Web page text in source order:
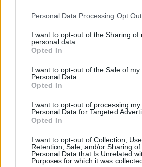
Please note that this website/app uses
not limited to your visit or usage
grant or deny consent to Google and
use your data for below specified
consent section.
Personal Data Processing Opt
I want to opt-out of the Sharing of
personal data.
Opted In
I want to opt-out of the Sale of my
Personal Data.
Opted In
I want to opt-out of processing my
Personal Data for Targeted
Opted In
I want to opt-out of Collection, Use,
Retention, Sale, and/or Sharing of
Personal Data that Is Unrelated
Purposes for which it was
Három napig
Bajáztam) - Vol. 2
JOM413•2026. június 20.
Az előző résztéjfékor Szeged
abba, ezt másnap délelőtt az
Lajos körúton kezdjük. Hogy